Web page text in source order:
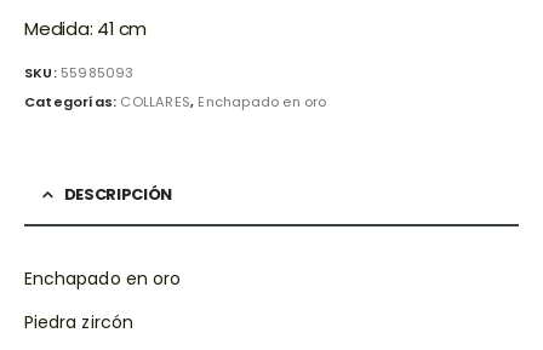
Medida: 41 cm
SKU: 55985093
Categorías: COLLARES, Enchapado en oro
DESCRIPCIÓN
Enchapado en oro
Piedra zircón